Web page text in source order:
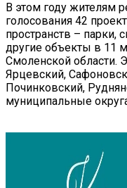
В этом году жителям
голосования 42
пространств –
другие объекты в 11
Смоленской области.
Ярцевский,
Починковский,
муниципальные